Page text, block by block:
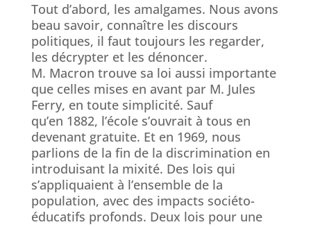
Tout d’abord, les amalgames. Nous avons
beau savoir, connaître les discours
politiques, il faut toujours les regarder,
les décrypter et les dénoncer.
M. Macron trouve sa loi aussi importante
que celles mises en avant par M. Jules
Ferry, en toute simplicité. Sauf
qu’en 1882, l’école s’ouvrait à tous en
devenant gratuite. Et en 1969, nous
parlions de la fin de la discrimination en
introduisant la mixité. Des lois qui
s’appliquaient à l’ensemble de la
population, avec des impacts sociéto-
éducatifs profonds. Deux lois pour une